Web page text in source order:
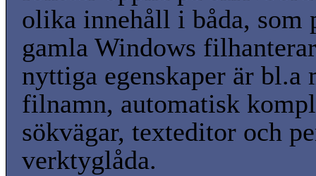
olika innehåll i båda, som
gamla Windows
nyttiga egenskaper är bl.a
filnamn, automatisk
sökvägar, texteditor och
verktyglåda.